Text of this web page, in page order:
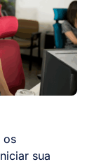
os
sua